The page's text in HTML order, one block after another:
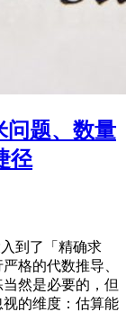
问题、数量
径
到了「精确求
格的代数推导、
然是必要的，但
的维度：估算能